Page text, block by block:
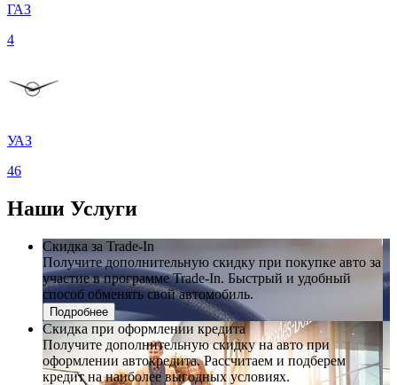
ГАЗ
4
УАЗ
46
Наши Услуги
Скидка за Trade-In
Получите дополнительную скидку при покупке авто за
участие в программе Trade-In. Быстрый и удобный
способ обменять свой автомобиль.
Подробнее
Скидка при оформлении кредита
Получите дополнительную скидку на авто при
оформлении автокредита. Рассчитаем и подберем
кредит на наиболее выгодных условиях.